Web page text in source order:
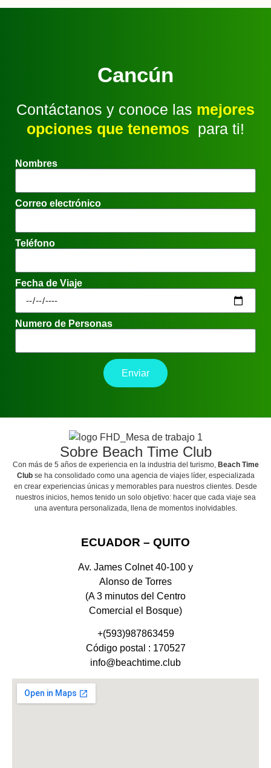
Cancún
Contáctanos y conoce las mejores
opciones que tenemos para ti!
Nombres
Correo electrónico
Teléfono
Fecha de Viaje
Numero de Personas
Enviar
Sobre Beach Time Club
Con más de 5 años de experiencia en la industria del turismo, Beach Time
Clubse ha consolidado como una agencia de viajes líder, especializada
en crear experiencias únicas y memorables para nuestros clientes. Desde
nuestros inicios, hemos tenido un solo objetivo: hacer que cada viaje sea
una aventura personalizada, llena de momentos inolvidables.
ECUADOR – QUITO
Av. James Colnet 40-100 y
Alonso de Torres
(A 3 minutos del Centro
Comercial el Bosque)
+(593)987863459
Código postal : 170527
info@beachtime.club